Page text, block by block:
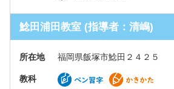
鯰田浦田教室 (指導者：清嶋)
所在地 福岡県飯塚市鯰田２４２５
教科